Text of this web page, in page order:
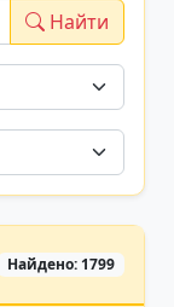
Найти
Найдено: 1799